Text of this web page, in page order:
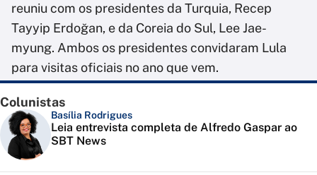
reuniu com os presidentes da Turquia, Recep
Tayyip Erdoğan, e da Coreia do Sul, Lee Jae-
myung. Ambos os presidentes convidaram Lula
para visitas oficiais no ano que vem.
Colunistas
Basília Rodrigues
Leia entrevista completa de Alfredo Gaspar ao
SBT News